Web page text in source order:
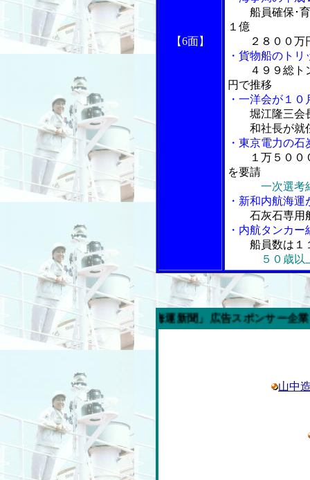
【6面】
船員確保･
１億
２８００万
・貨物船のト
４９９総ト
円で推移
・一洋会が１
堀江隆三会
和社長が就
・東京電力の
１万５０
を要請
一次選考
・新和内航海
石灰石専用
・内航タンカ
船員数は１
５０歳
週の「内航海運新聞」広告スポンサー企業
山中